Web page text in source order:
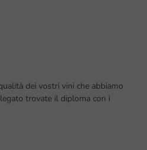
dei vostri vini che abbiamo
trovate il diploma con i